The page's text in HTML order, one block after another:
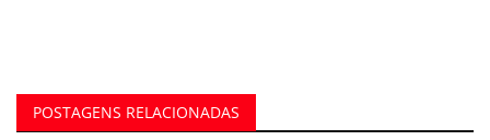
POSTAGENS RELACIONADAS